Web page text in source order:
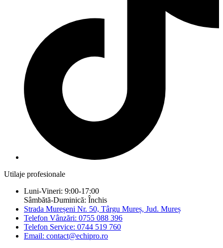
Utilaje profesionale
Luni-Vineri: 9:00-17:00
Sâmbătă-Duminică: Închis
Strada Mureșeni Nr. 50, Târgu Mureș, Jud. Mureș
Telefon Vânzări: 0755 088 396
Telefon Service: 0744 519 760
Email: contact@echipro.ro